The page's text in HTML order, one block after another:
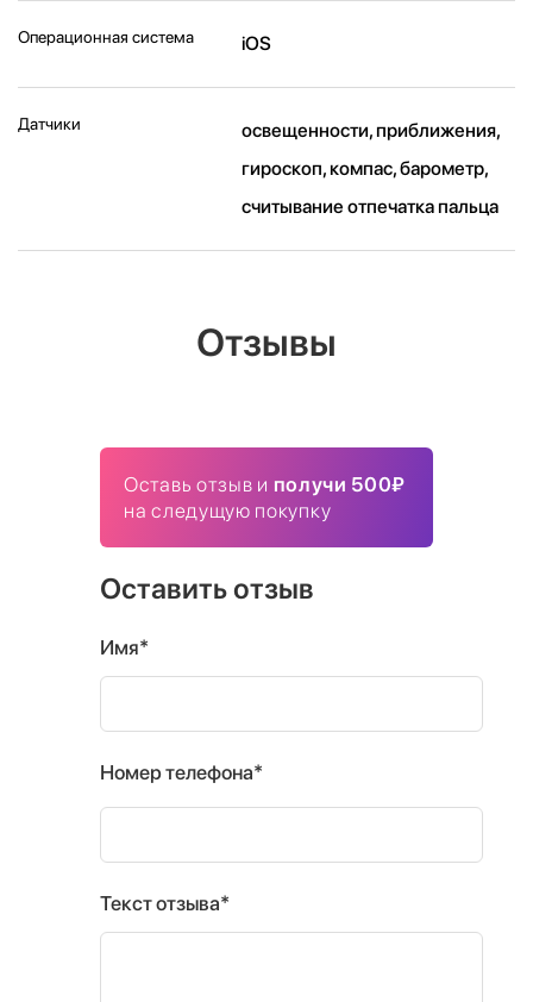
Операционная система iOS
Датчики
освещенности, приближения,
гироскоп, компас, барометр,
считывание отпечатка пальца
Отзывы
Оставь отзыв и получи 500₽
на следущую покупку
Оставить отзыв
Имя*
Номер телефона*
Текст отзыва*